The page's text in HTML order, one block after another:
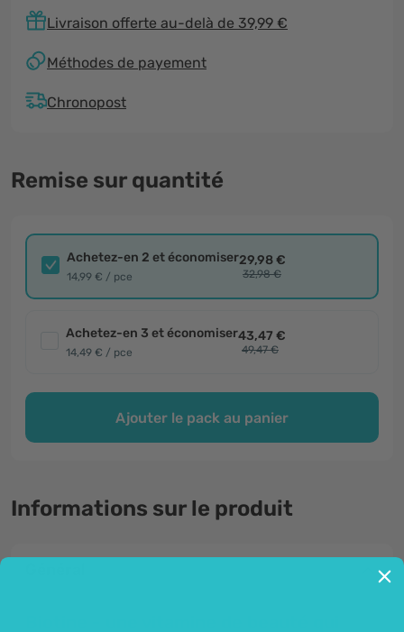
Livraison offerte au-delà de 39,99 €
Méthodes de payement
Chronopost
Remise sur quantité
Achetez-en 2 et économiser
14,99 € / pce
29,98 €
32,98 €
Achetez-en 3 et économiser
14,49 € / pce
43,47 €
49,47 €
Ajouter le pack au panier
Informations sur le produit